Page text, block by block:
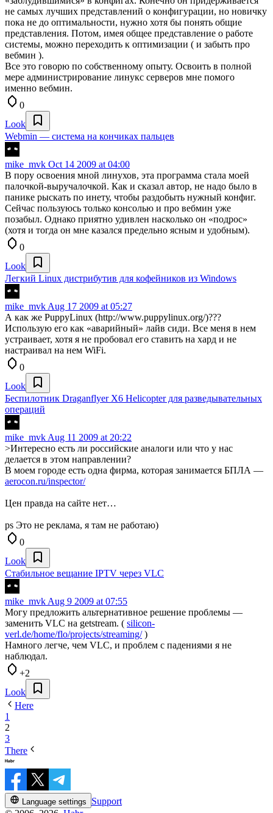
не самых лучших представлений о конфигурации, но новичку
пока не до оптимальности, нужно хотя бы понять общие
представления. Потом, имея общее представление о работе
системы, можно переходить к оптимизации ( и забыть про
вебмин ).
Все это говорю по собственному опыту. Освоить в полной
мере администрирование линукс серверов мне помого
именно вебмин.
0
Look
Webmin — система на кончиках пальцев
mike_mvk Oct 14 2009 at 04:00
В пору освоения мной линухов, эта программа стала моей
палочкой-выручалочкой. Как и сказал автор, не надо было в
панике рыскать по инету, чтобы раздобыть нужный конфиг.
Сейчас пользуюсь только консолью и про вебмин уже
позабыл. Однако приятно удивлен насколько он «подрос»
(хотя и тогда он мне казался предельно ясным и удобным).
0
Look
Легкий Linux дистрибутив для кофейников из Windows
mike_mvk Aug 17 2009 at 05:27
А как же PuppyLinux (http://www.puppylinux.org/)???
Использую его как «аварийный» лайв сиди. Все меня в нем
устраивает, хотя я не пробовал его ставить на хард и не
настраивал на нем WiFi.
0
Look
Беспилотник Draganflyer X6 Helicopter для разведывательных
операций
mike_mvk Aug 11 2009 at 20:22
>Интересно есть ли российские аналоги или что у нас
делается в этом направлении?
В моем городе есть одна фирма, которая занимается БПЛА —
aerocon.ru/inspector/
Цен правда на сайте нет…
ps Это не реклама, я там не работаю)
0
Look
Стабильное вещание IPTV через VLC
mike_mvk Aug 9 2009 at 07:55
Могу предложить альтернативное решение проблемы —
заменить VLC на getstream. ( silicon-
verl.de/home/flo/projects/streaming/)
Намного легче, чем VLC, и проблем с падениями я не
наблюдал.
+2
Look
Here
1
2
3
There
Language settings
Support